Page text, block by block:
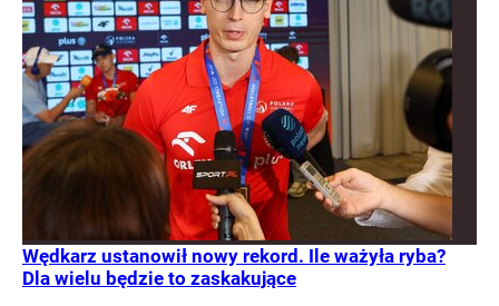
Wędkarz ustanowił nowy rekord. Ile ważyła ryba?
Dla wielu będzie to zaskakujące